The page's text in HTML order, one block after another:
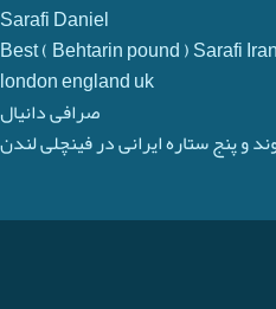
Sarafi Daniel
Best ( Behtarin pound ) Sarafi
london england uk
صرافی دانیال
و پنج ستاره ایرانی در فینچلی لندن